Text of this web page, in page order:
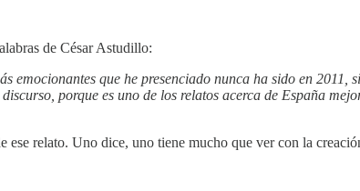
de César Astudillo:
emocionantes que he presenciado nunca ha sido en
porque es uno de los relatos acerca de España
ese relato. Uno dice, uno tiene mucho que ver con la